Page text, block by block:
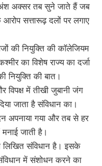
अक्सर तब सुने जाते हैं जब
सत्तारूढ़ दलों पर लगाए
की नियुक्ति की काॅलेजियम
का विशेष राज्य का दर्जा
नियुक्ति की बात।
विपक्ष में तीखी जुबानी जंग
जाता है संविधान का।
अपनाया गया और तब से हर
जाती है।
लिखित संविधान है। इसके
में संशोधन करने का